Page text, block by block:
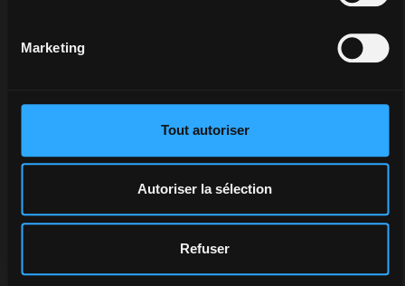
Marketing
Tout autoriser
Autoriser la sélection
Refuser